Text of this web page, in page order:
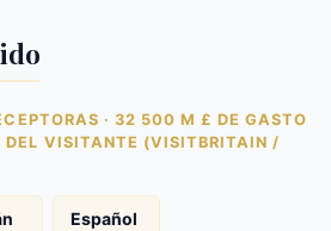
· 32 500 M £ DE GASTO
DEL VISITANTE (VISITBRITAIN /
Español